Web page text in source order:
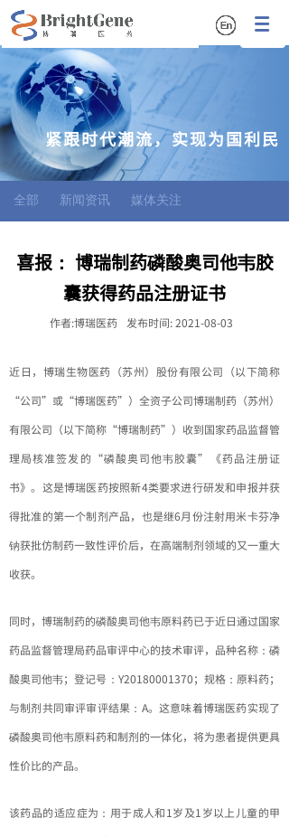
紧跟时代潮流，实现为国利民
全部 新闻资讯 媒体关注
喜报： 博瑞制药磷酸奥司他韦胶
囊获得药品注册证书
作者:博瑞医药 发布时间:2021-08-03
近日，博瑞生物医药（苏州）股份有限公司（以下简称
“公司”或“博瑞医药”）全资子公司博瑞制药（苏州）
有限公司（以下简称“博瑞制药”）收到国家药品监督管
理局核准签发的“磷酸奥司他韦胶囊”《药品注册证
书》。这是博瑞医药按照新4类要求进行研发和申报并获
得批准的第一个制剂产品，也是继6月份注射用米卡芬净
钠获批仿制药一致性评价后，在高端制剂领域的又一重大
收获。
同时，博瑞制药的磷酸奥司他韦原料药已于近日通过国家
药品监督管理局药品审评中心的技术审评，品种名称：磷
酸奥司他韦；登记号：Y20180001370；规格：原料药；
与制剂共同审评审评结果：A。这意味着博瑞医药实现了
磷酸奥司他韦原料药和制剂的一体化，将为患者提供更具
性价比的产品。
该药品的适应症为：用于成人和1岁及1岁以上儿童的甲